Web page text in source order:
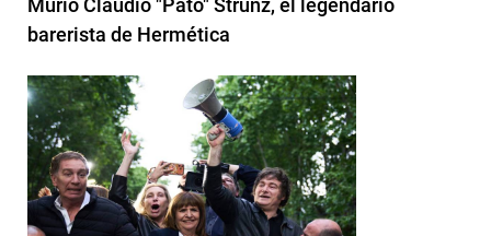
Murió Claudio "Pato" Strunz, el legendario
barerista de Hermética